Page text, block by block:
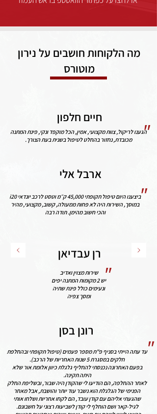
מה הלקוחות חושבים על נירון
מוטורס
חיים חלפון
הגענו לריקול, צוות מקצועי, אמין, הכל מוקפד ונקי, פינת המתנה
מכובדת, נחזור בהחלט לטיפול בשנית בעת הצורך.
"
ארבל אלי
"
ביצענו היום טיפול תקופתי 45,000 ק״מ וטסט לרכב יונדאי i20
במוסך, השירות היה לא פחות ממעולה, קשוב, מקצועי, מהיר
והכי חשוב מהימן. תודה רבה
רן עבדיאן
שירות מצוין ואדיב
יש 2 מקומות המתנה יפים
ונעימים כולל פינת שתיה
ומסך צפיה
"
רונן בסן
עד עתה הייתי בסניף פ"ת מספר פעמים (טיפול תקופתי ובהחלפת
חלקים במסגרת 5 שנות האחריות של הרכב).
בפעם האחרונה נכנסתי להחליף גלגלת כיוון אלומת אור שלא
היתה תקינה.
לאחר ההחלפה, הם הודיעו לי שהקודן היה שבור, ובשליפת החלק
הפנימי של הגלגלת הוא נשבר עוד יותר והושבת, אבל מאחר
שהגעתי אליהם עם קודן עובד, הם לקחו אחריות ושלחו אותי
לגיל-קאר ושם הוחלף לי קודן לשביעות רצוני על חשבונם.
"